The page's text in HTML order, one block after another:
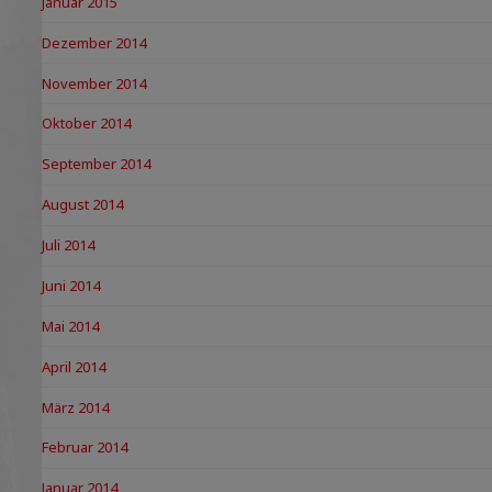
Dezember 2014
November 2014
Oktober 2014
September 2014
August 2014
Juli 2014
Juni 2014
Mai 2014
April 2014
März 2014
Februar 2014
Januar 2014